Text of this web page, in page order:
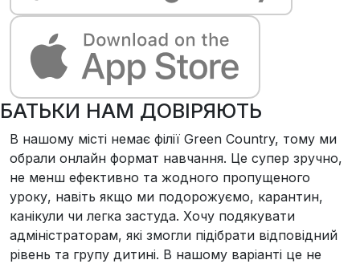
БАТЬКИ НАМ ДОВІРЯЮТЬ
В нашому місті немає філії Green Country, тому ми
обрали онлайн формат навчання. Це супер зручно,
не менш ефективно та жодного пропущеного
уроку, навіть якщо ми подорожуємо, карантин,
канікули чи легка застуда. Хочу подякувати
адміністраторам, які змогли підібрати відповідний
рівень та групу дитині. В нашому варіанті це не